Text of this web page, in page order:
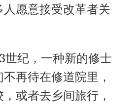
愿意接受改革者关
世纪，一种新的修士
再待在修道院里，
或者去乡间旅行，